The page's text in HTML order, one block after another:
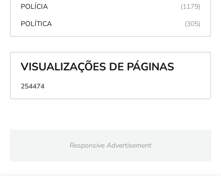
POLÍCIA
(1179)
POLÍTICA
(305)
VISUALIZAÇÕES DE PÁGINAS
254474
Responsive Advertisement